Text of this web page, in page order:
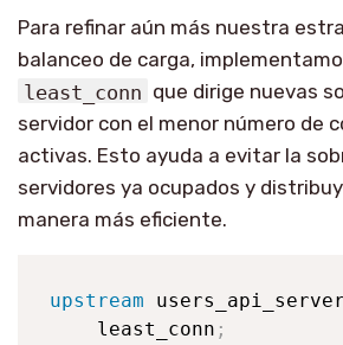
Para refinar aún más nuestra
balanceo de carga,
least_conn que dirige nuevas
servidor con el menor número de
activas. Esto ayuda a evitar la
servidores ya ocupados y
manera más eficiente.
upstream
    least_conn
;